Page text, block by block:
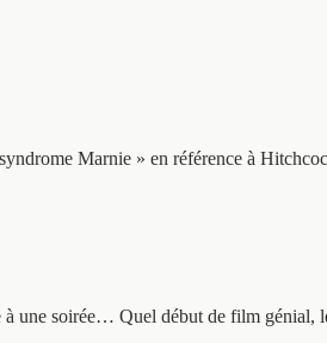
Marnie » en référence à
à une soirée… Quel début de film génial,